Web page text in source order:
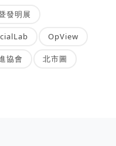
發明展
OpView
協會 北市圖